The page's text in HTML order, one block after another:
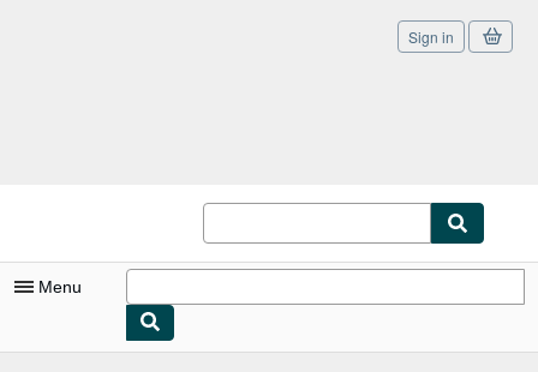
Sign in
Menu